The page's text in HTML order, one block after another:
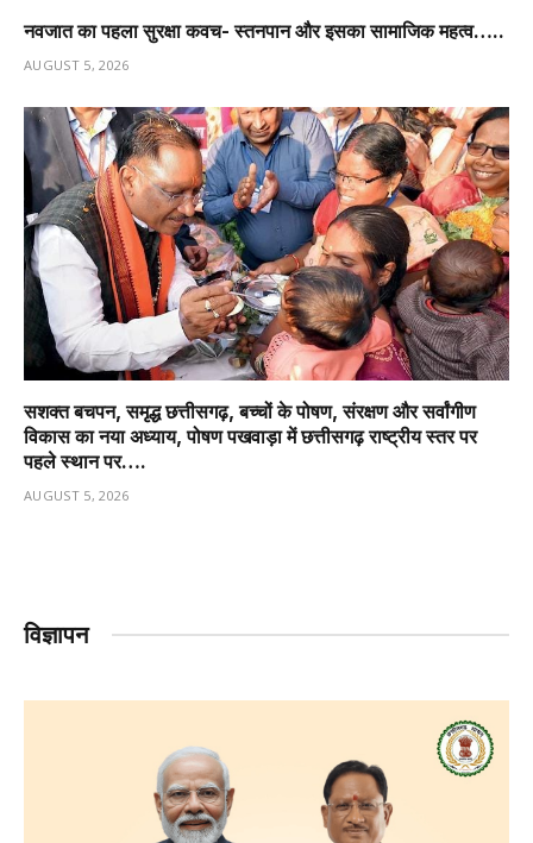
नवजात का पहला सुरक्षा कवच- स्तनपान और इसका सामाजिक महत्व…..
AUGUST 5, 2026
सशक्त बचपन, समृद्ध छत्तीसगढ़, बच्चों के पोषण, संरक्षण और सर्वांगीण
विकास का नया अध्याय, पोषण पखवाड़ा में छत्तीसगढ़ राष्ट्रीय स्तर पर
पहले स्थान पर….
AUGUST 5, 2026
विज्ञापन